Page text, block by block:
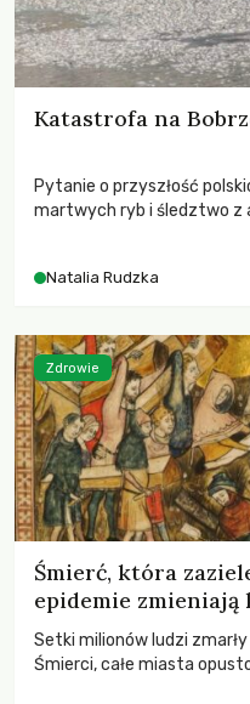
Katastrofa na
Pytanie o przyszłość
martwych ryb i śledztwo z
zdarzeń prowadzących do
Natalia Rudzka
Śmierć, która
epidemie zmieniają
Setki milionów ludzi
Śmierci, całe miasta
Zdrowie